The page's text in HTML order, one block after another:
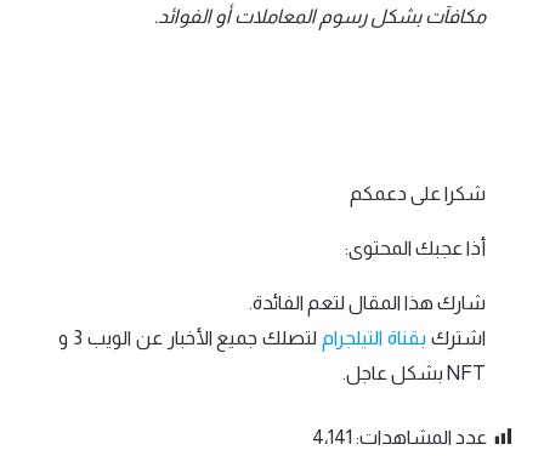
مكافآت بشكل رسوم المعاملات أو الفوائد.
شكرا على دعمكم
أذا عجبك المحتوى:
شارك هذا المقال لتعم الفائدة.
اشترك بقناة التيلجرام
لتصلك جميع الأخبار عن الويب 3 و
NFT بشكل عاجل.
عدد المشاهدات: 4٬141